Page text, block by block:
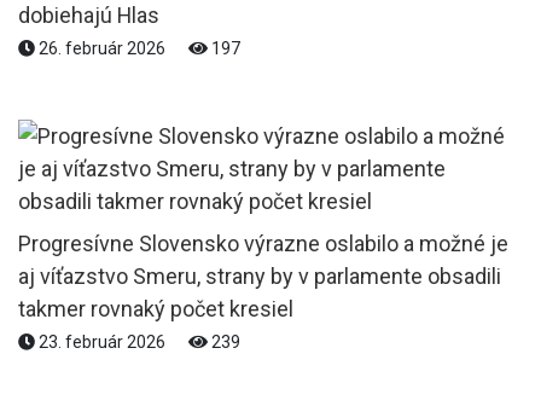
dobiehajú Hlas
26. február 2026 197
Progresívne Slovensko výrazne oslabilo a možné je
aj víťazstvo Smeru, strany by v parlamente obsadili
takmer rovnaký počet kresiel
23. február 2026 239